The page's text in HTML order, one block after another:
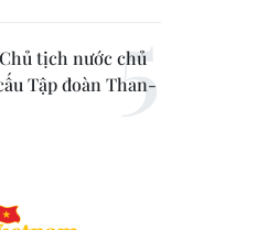
tịch nước chủ
Tập đoàn Than-